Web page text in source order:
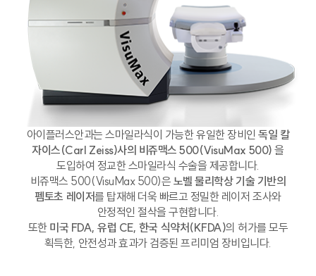
아이플러스안과는 스마일라식이 가능한 유일한 장비인독일 칼
자이스(Carl Zeiss)사의 비쥬맥스 500(VisuMax 500) 을
도입하여 정교한 스마일라식 수술을 제공합니다.
비쥬맥스 500(VisuMax 500)은 노벨 물리학상 기술 기반의
펨토초 레이저를 탑재해 더욱 빠르고 정밀한 레이저 조사와
안정적인 절삭을 구현합니다.
또한 미국 FDA, 유럽 CE, 한국 식약처(KFDA)의 허가를 모두
획득한, 안전성과 효과가 검증된 프리미엄 장비입니다.